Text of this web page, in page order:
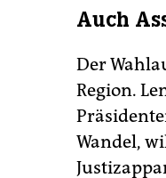
Auch
Der
Region.
Wandel,